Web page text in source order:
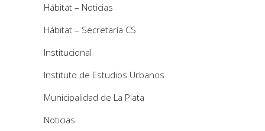
Hábitat – Noticias
Hábitat – Secretaría CS
Institucional
Instituto de Estudios Urbanos
Municipalidad de La Plata
Noticias